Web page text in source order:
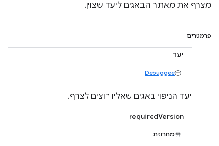
מצרף את מאתר הבאגים ליעד שצוין.
פרמטרים
יעד
Debuggee
יעד הניפוי באגים שאליו רוצים לצרף.
requiredVersion
מחרוזת